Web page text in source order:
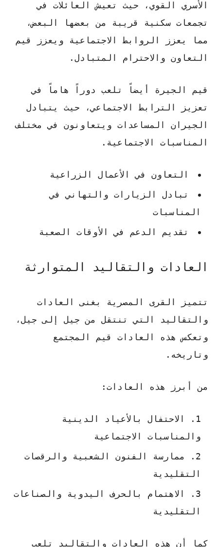
الأسري القوي، حيث تعيش العائلات في
تجمعات سكنية قريبة من بعضها البعض،
مما يعزز الروابط الاجتماعية ويعزز قيم
التعاون والاحترام المتبادل.
قيم الجيرة أيضاً تلعب دوراً هاماً في
تعزيز الترابط الاجتماعي، حيث يتبادل
الجيران المساعدات ويتعاونون في مختلف
المناسبات الاجتماعية.
التعاون في الأعمال الزراعية
تبادل الزيارات والتهاني في
المناسبات
تقديم الدعم في الأوقات الصعبة
العادات والتقاليد المتوارثة
تتميز القرى المصرية بغنى العادات
والتقاليد التي تنتقل من جيل إلى جيل،
وتعكس هذه العادات قيم المجتمع
وتاريخه.
من أبرز هذه العادات:
الاحتفال بالأعياد الدينية
والمناسبات الاجتماعية
ممارسة الفنون الشعبية والرقصات
التقليدية
الاهتمام بالحرف اليدوية والصناعات
التقليدية
كما أن هذه العادات والتقاليد تلعب